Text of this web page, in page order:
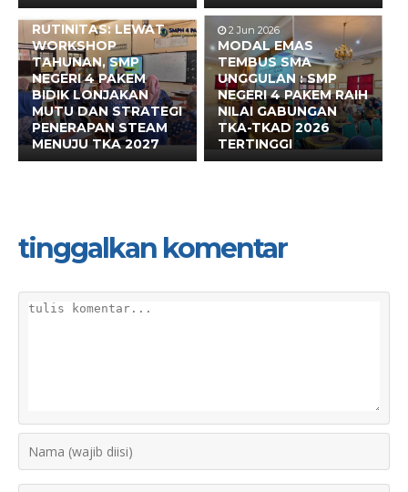
BUKAN SEKADAR
RUTINITAS: LEWAT
WORKSHOP
TAHUNAN, SMP
NEGERI 4 PAKEM
BIDIK LONJAKAN
MUTU DAN STRATEGI
PENERAPAN STEAM
MENUJU TKA 2027
2 Jun 2026
MODAL EMAS
TEMBUS SMA
UNGGULAN : SMP
NEGERI 4 PAKEM RAIH
NILAI GABUNGAN
TKA-TKAD 2026
TERTINGGI
tinggalkan komentar